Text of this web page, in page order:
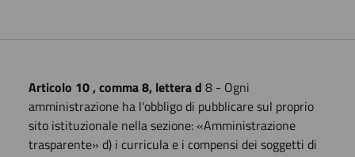
Articolo 10 , comma 8, lettera d 8 - Ogni
amministrazione ha l'obbligo di pubblicare sul proprio
sito istituzionale nella sezione: «Amministrazione
trasparente» d) i curricula e i compensi dei soggetti di